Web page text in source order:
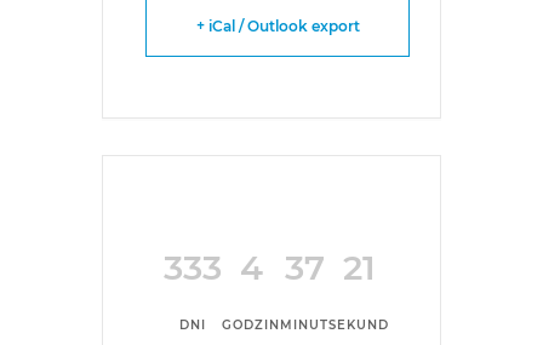
+ iCal / Outlook export
333
DNI
4
GODZIN
37
MINUT
21
SEKUND